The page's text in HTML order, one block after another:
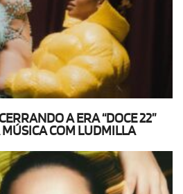
A ERA “DOCE 22”
COM LUDMILLA